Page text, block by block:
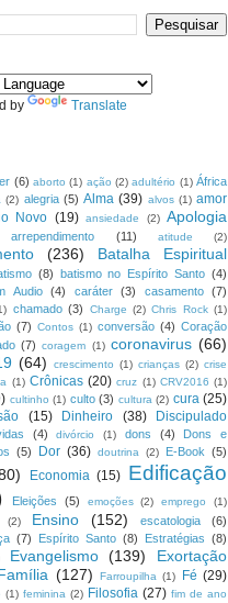
by Translate
(6) aborto (1) ação (2) adultério (1) África
(2) alegria (5) Alma (39) alvos (1) amor
Novo (19) ansiedade (2) Apologia
arrependimento (11) atitude (2)
(236)
Batalha Espiritual
(8) batismo no Espírito Santo (4)
Audio
(4) caráter (3) casamento (7)
chamado (3) Charge (2) Chris Rock (1)
(7) Contos (1) conversão (4) Coração
(7) coragem (1) coronavirus (66)
(64) crescimento (1) crianças (2) crise
(1) Crônicas (20) cruz (1) CRV2016 (1)
cultinho (1) culto (3) cultura (2) cura (25)
(15) Dinheiro (38)
Discipulado
(4) divórcio (1) dons (4)
Dons e
(5) Dor (36) doutrina (2) E-Book (5)
Economia (15) Edificação
Eleições (5) emoções (2) emprego
(1)
(2) Ensino (152) escatologia
(6)
(7) Espírito Santo (8) Estratégias (8)
Evangelismo (139)
Exortação
(127) Farroupilha (1) Fé (29)
(1) feminina (2) Filosofia (27) fim de ano